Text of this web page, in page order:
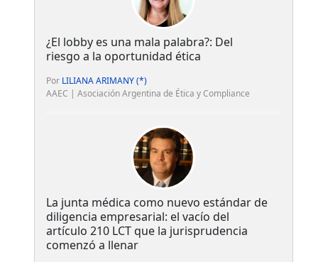
¿El lobby es una mala palabra?: Del
riesgo a la oportunidad ética
Por LILIANA ARIMANY (*)
AAEC | Asociación Argentina de Ética y Compliance
La junta médica como nuevo estándar de
diligencia empresarial: el vacío del
artículo 210 LCT que la jurisprudencia
comenzó a llenar